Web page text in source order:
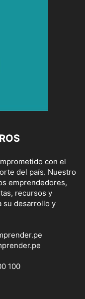
con el
del país. Nuestro
emprendedores,
recursos y
su desarrollo y
100